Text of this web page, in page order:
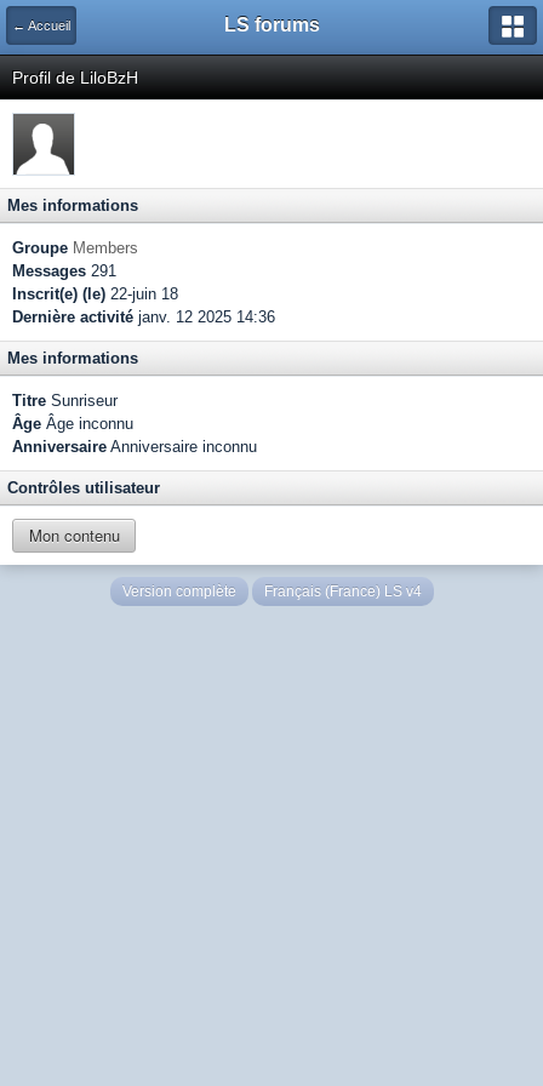
← Accueil LS forums
Profil de LiloBzH
Mes informations
Groupe Members
Messages 291
Inscrit(e) (le) 22-juin 18
Dernière activité janv. 12 2025 14:36
Mes informations
Titre Sunriseur
Âge Âge inconnu
Anniversaire Anniversaire inconnu
Contrôles utilisateur
Mon contenu
Version complète Français (France) LS v4